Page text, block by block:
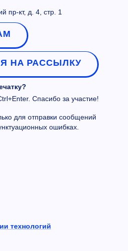
пр-кт, д. 4, стр. 1
НА РАССЫЛКУ
Спасибо за участие!
для отправки сообщений
ошибках.
технологий